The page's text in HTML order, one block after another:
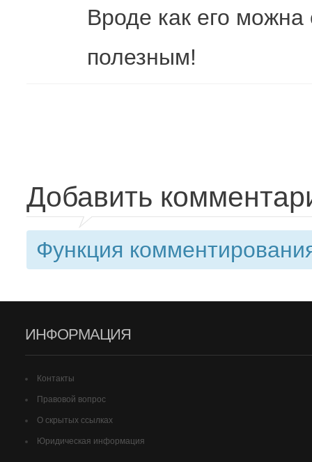
Вроде как его
полезным!
Добавить
Функция
ИНФОРМАЦИЯ
Контакты
Правовой вопрос
О скрытых ссылках
Юридическая информация